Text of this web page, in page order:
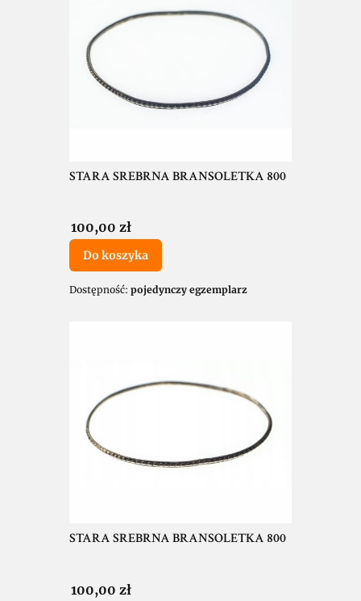
STARA SREBRNA BRANSOLETKA 800
Cena
100,00 zł
Do koszyka
Dostępność: pojedynczy egzemplarz
STARA SREBRNA BRANSOLETKA 800
Cena
100,00 zł